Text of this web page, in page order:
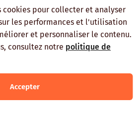
cookies pour collecter et analyser
les performances et l'utilisation
et personnaliser le contenu.
consultez notre politique de
Accepter
réservés |Mentions légales|Plan du
site